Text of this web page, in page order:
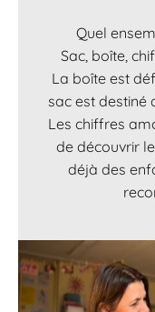
Quel
Sac, boîte,
La boîte est
sac est destiné
Les chiffres
de découvrir
déjà des